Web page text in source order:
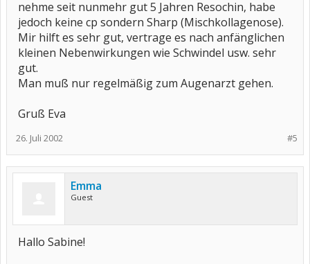
nehme seit nunmehr gut 5 Jahren Resochin, habe
jedoch keine cp sondern Sharp (Mischkollagenose).
Mir hilft es sehr gut, vertrage es nach anfänglichen
kleinen Nebenwirkungen wie Schwindel usw. sehr
gut.
Man muß nur regelmäßig zum Augenarzt gehen.
Gruß Eva
#5
26. Juli 2002
Emma
Guest
Hallo Sabine!